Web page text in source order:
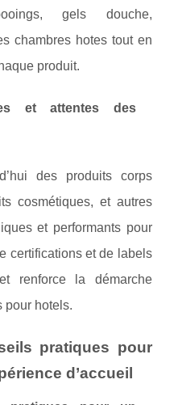
gels douche,
chambres hotes tout en
produit.
et attentes des
des produits corps
cosmétiques, et autres
et performants pour
certifications et de labels
renforce la démarche
pour hotels.
pratiques pour
d’accueil